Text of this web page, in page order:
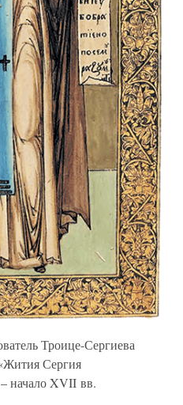
Троице-Сергиева
Сергия
начало XVII вв.